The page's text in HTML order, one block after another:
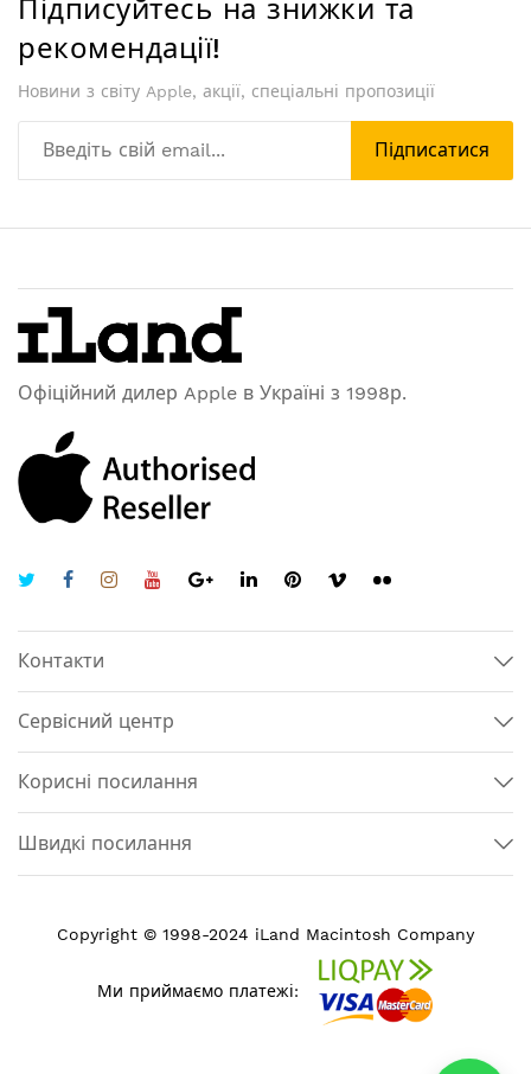
Підписуйтесь на знижки та
рекомендації!
Новини з світу Apple, акції, спеціальні пропозиції
Підписатися
Офіційний дилер Apple в Україні з 1998р.
Контакти
Сервісний центр
Корисні посилання
Швидкі посилання
Copyright © 1998-2024 iLand Macintosh Company
Ми приймаємо платежі: